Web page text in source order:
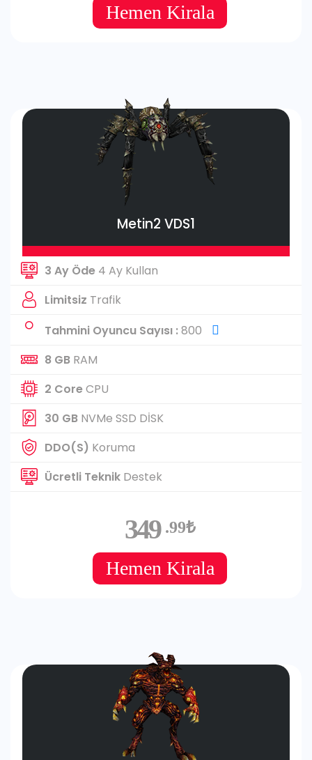
Hemen Kirala
Metin2 VDS1
3 Ay Öde 4 Ay Kullan
Limitsiz Trafik
Tahmini Oyuncu Sayısı :800
8 GB RAM
2 CoreCPU
30 GB NVMe SSD DİSK
DDO(S) Koruma
Ücretli Teknik Destek
349 .99₺
Hemen Kirala